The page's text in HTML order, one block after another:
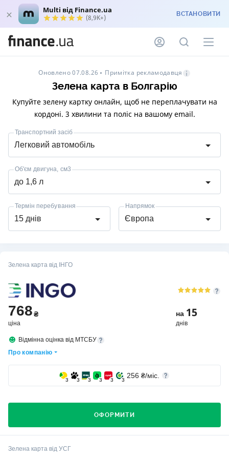
Multi від Finance.ua
(8,9K+) ВСТАНОВИТИ
Оновлено 07.08.26 Примітка рекламодавця
Зелена карта в Болгарію
Купуйте зелену картку онлайн, щоб не переплачувати на
кордоні. 3 хвилини та поліс на вашому email.
Легковий автомобіль
Транспортний засіб
до 1,6 л
Об'єм двигуна, см3
15 днів
Термін перебування
Європа
Напрямок
Зелена карта від ІНГО
768₴
ціна
на 15
днів
Відмінна оцінка від МТСБУ
Про компанію
3 3 3 3 3 3
256 ₴/міс.
ОФОРМИТИ
Хто вибирає страхову компанію ІНГО?
Компанію вибирають клієнти, для яких важлива стабільність,
Зелена карта від УСГ